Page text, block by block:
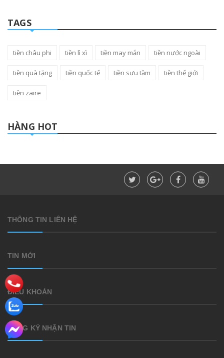
TAGS
tiền châu phi tiền lì xì tiền may mắn tiền nước ngoài
tiền quà tặng tiền quốc tế tiền sưu tầm tiền thế giới
tiền zaire
HÀNG HOT
THÔNG TIN LIÊN HỆ
TIN MỚI
ĐIỀU KHOẢN
ĐĂNG KÝ NHẬN TIN